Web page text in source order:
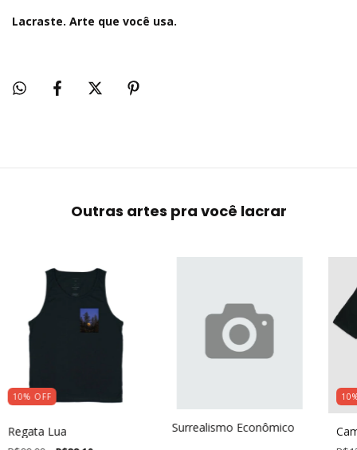
Lacraste. Arte que você usa.
Outras artes pra você lacrar
10% OFF
Regata Lua Surrealismo Econômico
10